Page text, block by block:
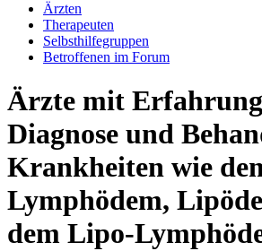
Ärzten
Therapeuten
Selbsthilfegruppen
Betroffenen im Forum
Ärzte mit
Diagnose und
Krankheiten wie
Lymphödem,
dem Lipo-